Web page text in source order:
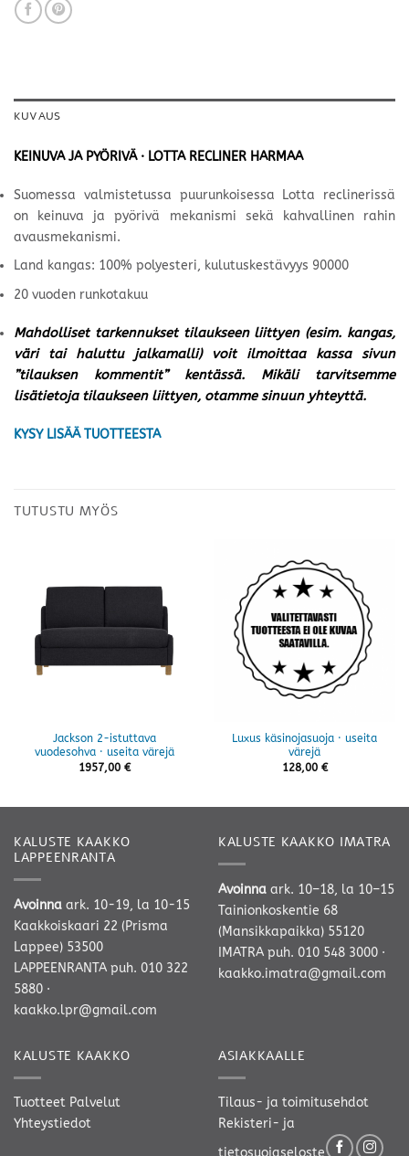
KUVAUS
KEINUVA JA PYÖRIVÄ · LOTTA RECLINER HARMAA
Suomessa valmistetussa puurunkoisessa Lotta reclinerissä
on keinuva ja pyörivä mekanismi sekä kahvallinen rahin
avausmekanismi.
Land kangas: 100% polyesteri, kulutuskestävyys 90000
20 vuoden runkotakuu
Mahdolliset tarkennukset tilaukseen liittyen (esim. kangas,
väri tai haluttu jalkamalli) voit ilmoittaa kassa sivun
”tilauksen kommentit” kentässä. Mikäli tarvitsemme
lisätietoja tilaukseen liittyen, otamme sinuun yhteyttä.
KYSY LISÄÄ TUOTTEESTA
TUTUSTU MYÖS
Jackson 2-istuttava
vuodesohva · useita värejä
1957,00 €
Luxus käsinojasuoja · useita
värejä
128,00 €
KALUSTE KAAKKO
LAPPEENRANTA
Avoinna ark. 10-19, la 10-15
Kaakkoiskaari 22 (Prisma
Lappee) 53500
LAPPEENRANTA puh. 010 322
5880 ·
kaakko.lpr@gmail.com
KALUSTE KAAKKO IMATRA
Avoinna ark. 10–18, la 10–15
Tainionkoskentie 68
(Mansikkapaikka) 55120
IMATRA puh. 010 548 3000 ·
kaakko.imatra@gmail.com
KALUSTE KAAKKO
Tuotteet Palvelut
Yhteystiedot
ASIAKKAALLE
Tilaus- ja toimitusehdot
Rekisteri- ja
tietosuojaseloste